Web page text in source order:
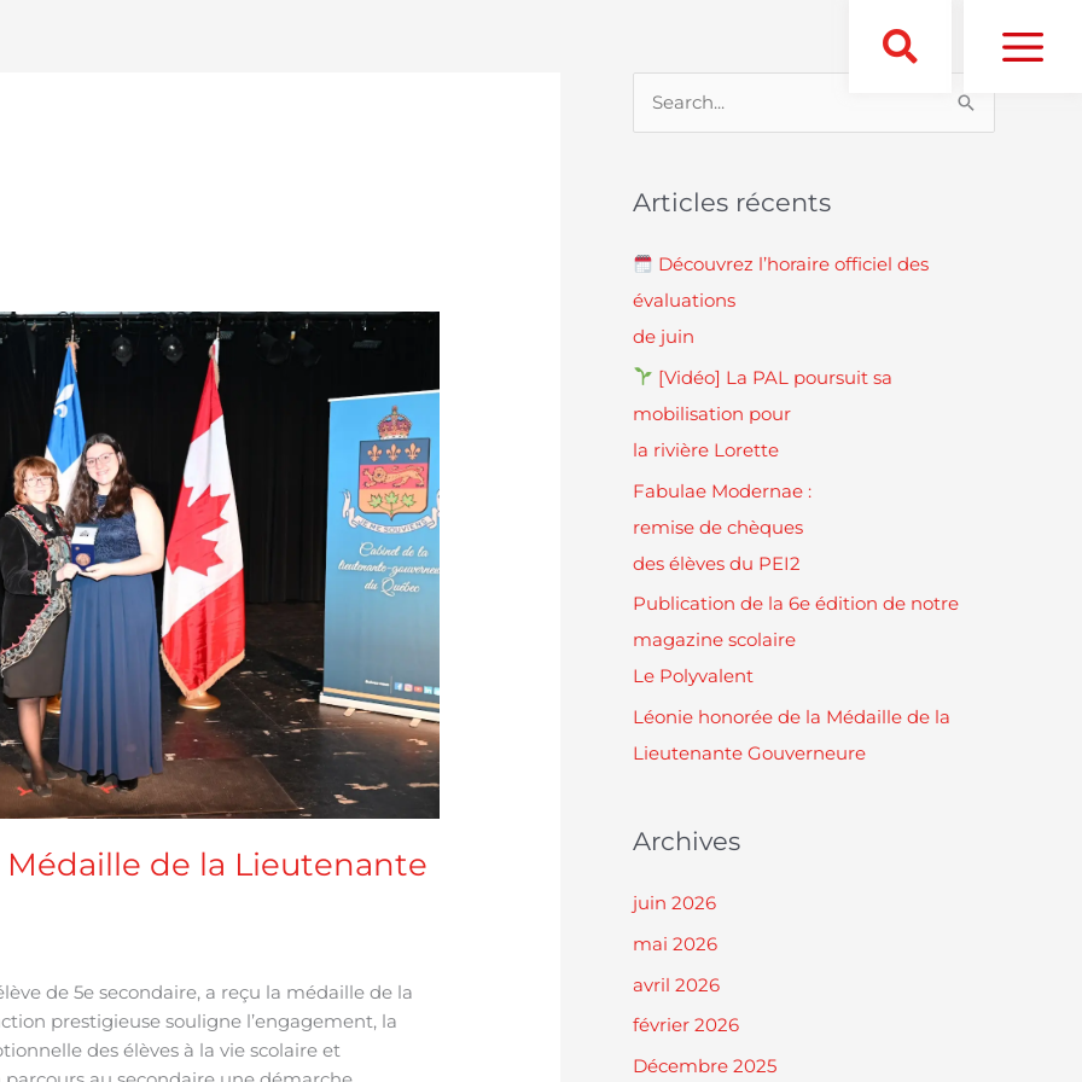
de la Lieutenante
de 5e secondaire, a reçu la médaille de la
prestigieuse souligne l’engagement, la
des élèves à la vie scolaire et
r
c
h
Articles récents
Découvrez l’horaire officiel des
évaluations
de juin
[Vidéo] La PAL poursuit sa
mobilisation pour
la rivière Lorette
Fabulae Modernae :
remise de chèques
des élèves du PEI2
Publication de la 6e édition de notre
magazine scolaire
Le Polyvalent
Léonie honorée de la Médaille de la
Lieutenante Gouverneure
Archives
juin 2026
mai 2026
avril 2026
février 2026
Décembre 2025